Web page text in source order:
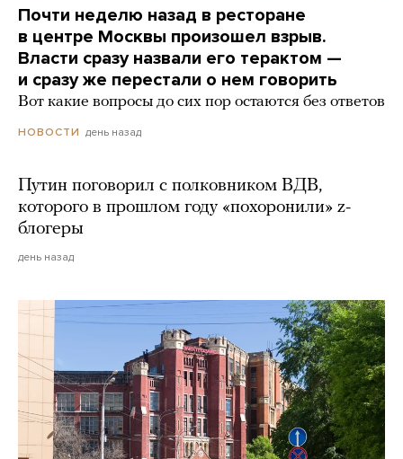
Почти неделю назад в ресторане
в центре Москвы произошел взрыв.
Власти сразу назвали его терактом —
и сразу же перестали о нем говорить
Вот какие вопросы до сих пор остаются без ответов
НОВОСТИ день назад
Путин поговорил с полковником ВДВ,
которого в прошлом году «похоронили» z-
блогеры
день назад